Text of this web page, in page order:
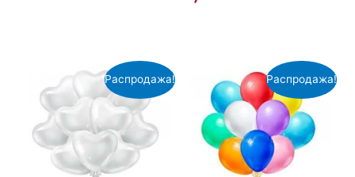
Распродажа! Распродажа!